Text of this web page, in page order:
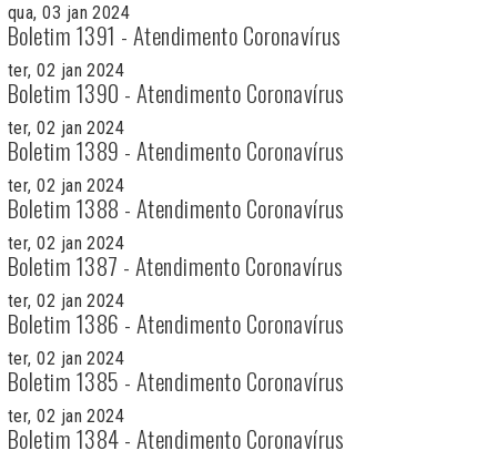
qua, 03 jan 2024
Boletim 1391 - Atendimento Coronavírus
ter, 02 jan 2024
Boletim 1390 - Atendimento Coronavírus
ter, 02 jan 2024
Boletim 1389 - Atendimento Coronavírus
ter, 02 jan 2024
Boletim 1388 - Atendimento Coronavírus
ter, 02 jan 2024
Boletim 1387 - Atendimento Coronavírus
ter, 02 jan 2024
Boletim 1386 - Atendimento Coronavírus
ter, 02 jan 2024
Boletim 1385 - Atendimento Coronavírus
ter, 02 jan 2024
Boletim 1384 - Atendimento Coronavírus